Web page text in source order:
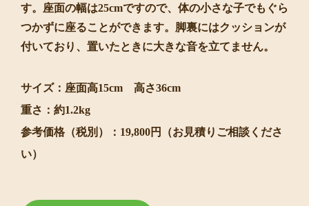
す。座面の幅は25cmですので、体の小さな子でもぐら
つかずに座ることができます。脚裏にはクッションが
付いており、置いたときに大きな音を立てません。
サイズ：座面高15cm 高さ36cm
重さ：約1.2kg
参考価格（税別）：19,800円（お見積りご相談くださ
い）